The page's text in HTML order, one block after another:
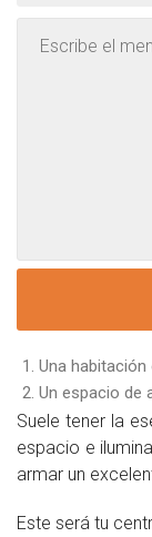
Una habitación
Un espacio de
Suele tener la
espacio e
armar un
Este será tu